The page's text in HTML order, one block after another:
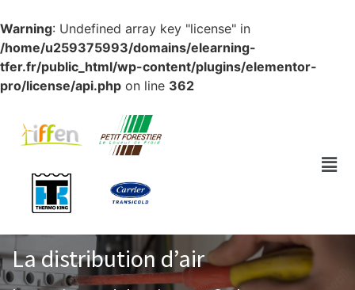
Warning: Undefined array key "license" in
/home/u259375993/domains/elearning-
tfer.fr/public_html/wp-content/plugins/elementor-
pro/license/api.php on line 362
La distribution d’air​